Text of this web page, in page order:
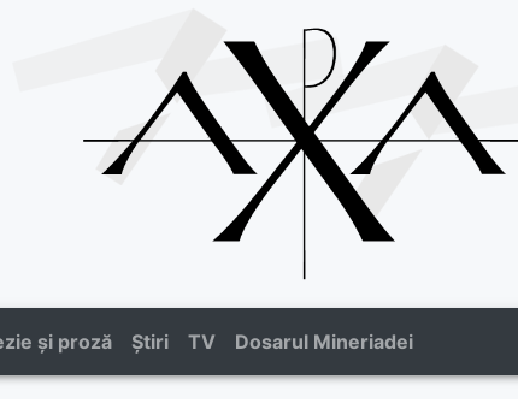
și proză Știri TV Dosarul Mineriadei